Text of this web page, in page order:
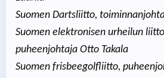
Suomen Dartsliitto,
Suomen elektronisen urheilun liitto
puheenjohtaja Otto Takala
Suomen frisbeegolfliitto,